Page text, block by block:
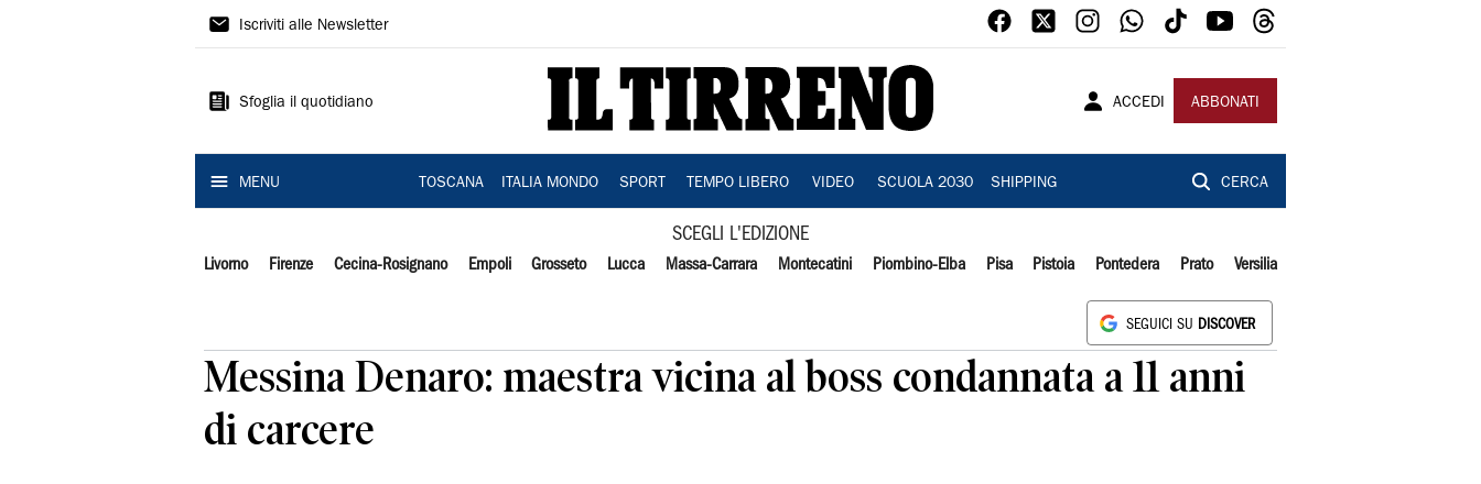
Il
Iscriviti alle Newsletter
Sfoglia il quotidiano ACCEDI ABBONATI
MENU TOSCANA ITALIA MONDO SPORT TEMPO LIBERO VIDEO SCUOLA 2030 SHIPPING CERCA
SCEGLI L'EDIZIONE
Livorno Firenze Cecina-Rosignano Empoli Grosseto Lucca Massa-Carrara Montecatini Piombino-Elba Pisa Pistoia Pontedera Prato Versilia
SEGUICI SU DISCOVER
Messina Denaro: maestra vicina al boss condannata a 11 anni
di carcere